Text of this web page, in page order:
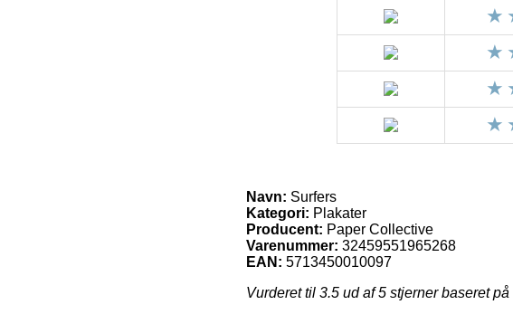
Navn: Surfers
Kategori: Plakater
Producent: Paper Collective
Varenummer: 32459551965268
EAN: 5713450010097
Vurderet til 3.5 ud af 5 stjerner baseret på